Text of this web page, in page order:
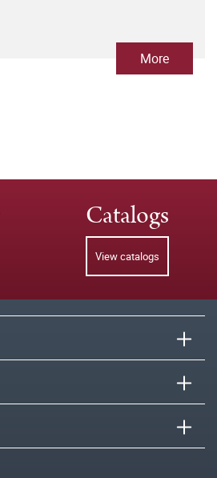
More
Catalogs
View catalogs